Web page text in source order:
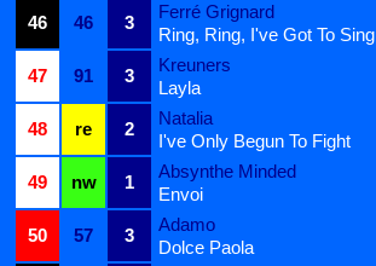
46
46 3
Ferré Grignard
Ring, Ring, I've Got To Sing
47
91 3
Kreuners
Layla
48
re 2
Natalia
I've Only Begun To Fight
49
nw 1
Absynthe Minded
Envoi
50
57 3
Adamo
Dolce Paola